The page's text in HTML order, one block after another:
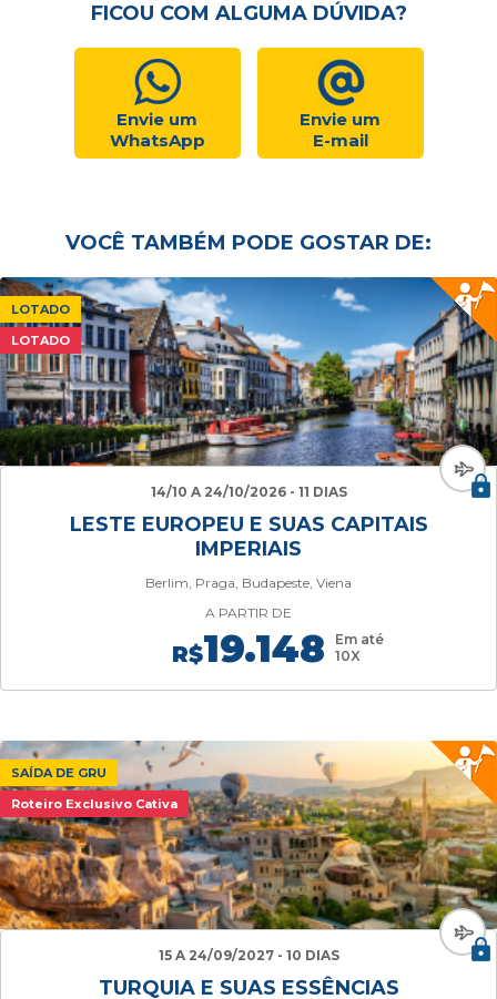
FICOU COM ALGUMA DÚVIDA?
Envie um
WhatsApp
Envie um
E-mail
VOCÊ TAMBÉM PODE GOSTAR DE:
LOTADO
LOTADO
14/10 A 24/10/2026 - 11 DIAS
LESTE EUROPEU E SUAS CAPITAIS
IMPERIAIS
Berlim, Praga, Budapeste, Viena
A PARTIR DE
R$19.148
Em até
10X
SAÍDA DE GRU
Roteiro Exclusivo Cativa
15 A 24/09/2027 - 10 DIAS
TURQUIA E SUAS ESSÊNCIAS